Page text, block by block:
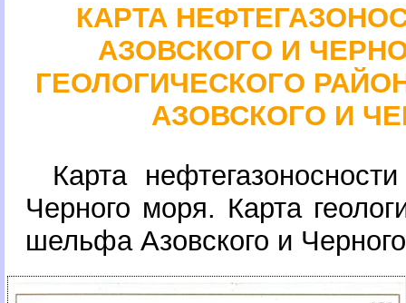
КАРТА
АЗОВСКОГО И
ГЕОЛОГИЧЕСКОГО
АЗОВСКОГО И
Карта
Черного моря. Карта
шельфа Азовского и